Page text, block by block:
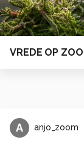
VREDE OP
A anjo_zoom